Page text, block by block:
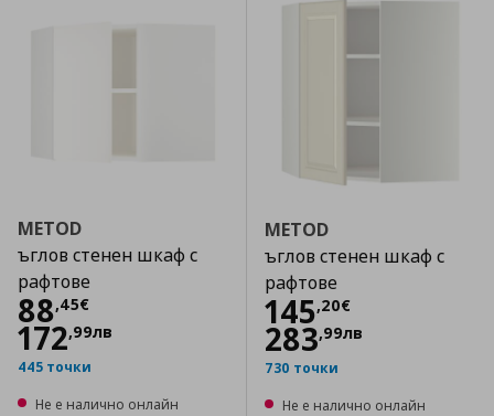
METOD
ъглов стенен шкаф с
рафтове
88,45€
Цена
172,99лв
445 точки
Не е налично онлайн
METOD
ъглов стенен шкаф с
рафтове
145,20€
Цена
283,99лв
730 точки
Не е налично онлайн